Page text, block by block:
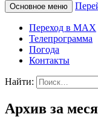
«ВЕСТИ»)
Основное меню
Переход в MAX
Телепрограмма
Погода
Контакты
Найти:
Архив за